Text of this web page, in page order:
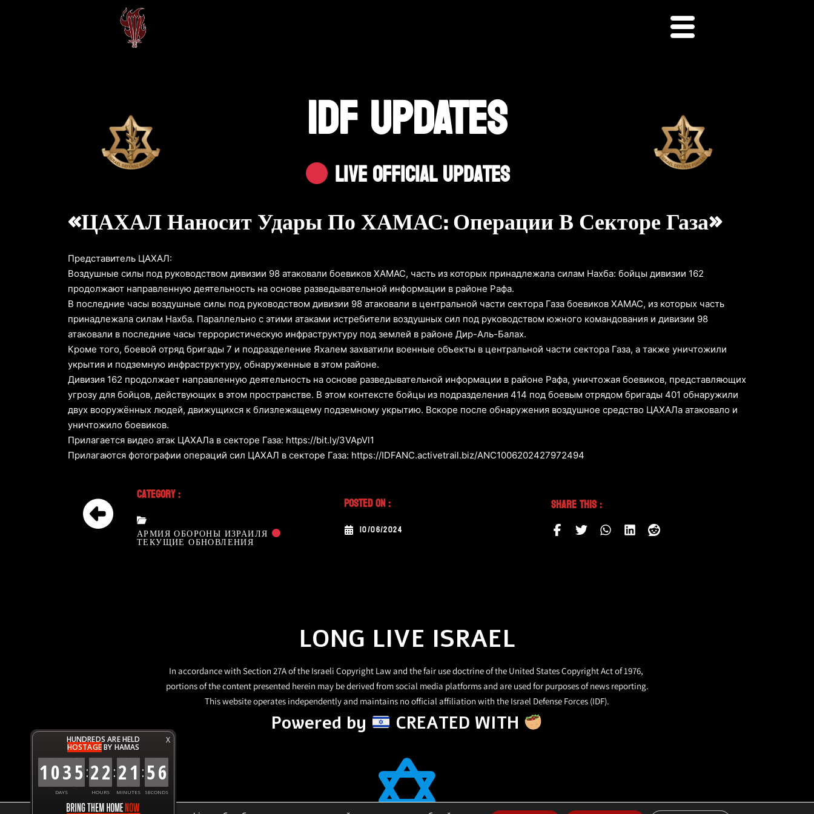
X
HUNDREDS ARE HELD
HOSTAGEBY HAMAS
1035
DAYS
:22
HOURS
:21
MINUTES
:56
SECONDS
IDF UPDATES
Live Official Updates
«ЦАХАЛ Наносит Удары По ХАМАС: Операции В Секторе Газа»
Представитель ЦАХАЛ:
Воздушные силы под руководством дивизии 98 атаковали боевиков ХАМАС, часть из которых принадлежала силам Нахба: бойцы дивизии 162
продолжают направленную деятельность на основе разведывательной информации в районе Рафа.
В последние часы воздушные силы под руководством дивизии 98 атаковали в центральной части сектора Газа боевиков ХАМАС, из которых часть
принадлежала силам Нахба. Параллельно с этими атаками истребители воздушных сил под руководством южного командования и дивизии 98
атаковали в последние часы террористическую инфраструктуру под землей в районе Дир-Аль-Балах.
Кроме того, боевой отряд бригады 7 и подразделение Яхалем захватили военные объекты в центральной части сектора Газа, а также уничтожили
укрытия и подземную инфраструктуру, обнаруженные в этом районе.
Дивизия 162 продолжает направленную деятельность на основе разведывательной информации в районе Рафа, уничтожая боевиков, представляющих
угрозу для бойцов, действующих в этом пространстве. В этом контексте бойцы из подразделения 414 под боевым отрядом бригады 401 обнаружили
двух вооружённых людей, движущихся к близлежащему подземному укрытию. Вскоре после обнаружения воздушное средство ЦАХАЛа атаковало и
уничтожило боевиков.
Прилагается видео атак ЦАХАЛа в секторе Газа: https://bit.ly/3VApVl1
Прилагаются фотографии операций сил ЦАХАЛ в секторе Газа: https://IDFANC.activetrail.biz/ANC1006202427972494
Category :
АРМИЯ ОБОРОНЫ ИЗРАИЛЯ
ТЕКУЩИЕ ОБНОВЛЕНИЯ
Posted On :
10/06/2024
Share This :
LONG LIVE ISRAEL
In accordance with Section 27A of the Israeli Copyright Law and the fair use doctrine of the United States Copyright Act of 1976,
portions of the content presented herein may be derived from social media platforms and are used for purposes of news reporting.
This website operates independently and maintains no official affiliation with the Israel Defense Forces (IDF).
Powered by CREATED WITH